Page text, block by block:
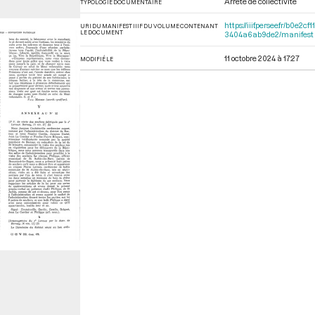
TYPOLOGIE DOCUMENTAIRE
URI DU MANIFEST IIIF DU VOLUME CONTENANT
LE DOCUMENT
https://iiif.persee.fr/
3404a6ab9de2/manifest
MODIFIÉ LE 11 octobre 2024 à 17:27